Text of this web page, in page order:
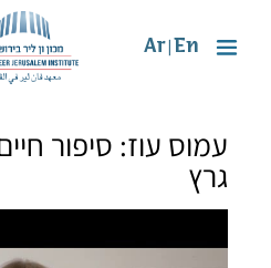
En
Ar
עמוס עוז: סיפור
גרץ